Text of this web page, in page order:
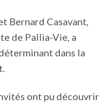
Bernard Casavant,
de Pallia-Vie, a
dans la
ont pu découvrir